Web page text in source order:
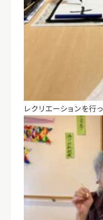
レクリエーションを行